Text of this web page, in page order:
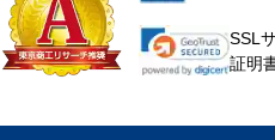
SSL
証明